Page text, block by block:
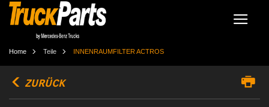
Home Teile INNENRAUMFILTER ACTROS
ZURÜCK